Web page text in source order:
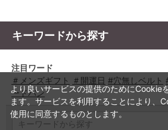
キーワードから探す
注目ワード
＃メンズギフト
＃開運日 #穴無しベルト
ードバン
キーワードから探す
より良いサービスの提供のためにCookie
ます。サービスを利用することにより、
使用に同意するものとします。